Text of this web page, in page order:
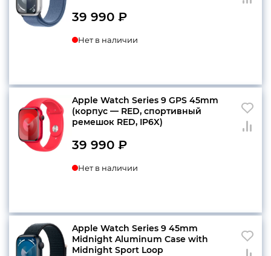
39 990 ₽
Нет в наличии
Apple Watch Series 9 GPS 45mm
(корпус — RED, спортивный
ремешок RED, IP6X)
39 990 ₽
Нет в наличии
Apple Watch Series 9 45mm
Midnight Aluminum Case with
Midnight Sport Loop